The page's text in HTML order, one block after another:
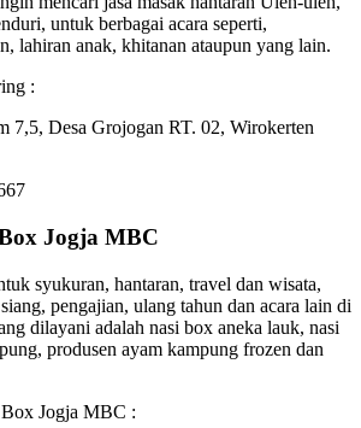
untuk berbagai acara seperti,
lahiran anak, khitanan ataupun yang lain.
:
7,5, Desa Grojogan RT. 02, Wirokerten
Jogja MBC
syukuran, hantaran, travel dan wisata,
pengajian, ulang tahun dan acara lain di
dilayani adalah nasi box aneka lauk, nasi
produsen ayam kampung frozen dan
Jogja MBC :